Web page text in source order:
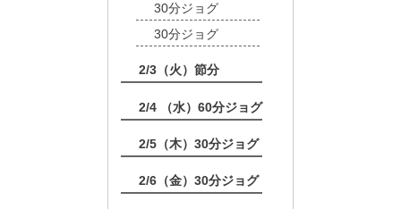
30分ジョグ
30分ジョグ
2/3（火）節分
2/4 （水）60分ジョグ
2/5（木）30分ジョグ
2/6（金）30分ジョグ